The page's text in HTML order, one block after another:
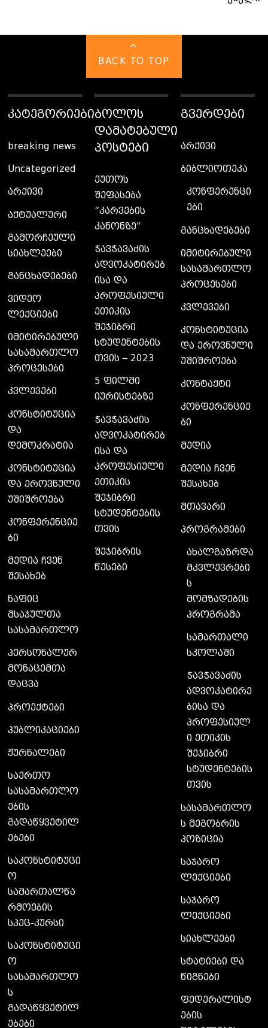
BACK TO TOP
ᲙᲐᲢᲔᲒᲝᲠᲘᲔᲑᲘ
breaking news
Uncategorized
არქივი
აქტუალური
გამორჩეული
სიახლეები
განცხადებები
ვიდეო
ლექციები
იმიტირებული
სასამართლო
პროცესები
კვლევები
კონსტიტუცია
და
დემოკრატია
კონსტიტუცია
და ეროვნული
უშიშროება
კონფერენციე
ბი
მედია ჩვენ
შესახებ
ნაფიც
მსაჯულთა
სასამართლო
პერსონალურ
მონაცემთა
დაცვა
პროექტები
პუბლიკაციები
ჟურნალები
საერთო
სასამართლო
ების
გადაწყვეტილ
ებები
საკონსტიტუცი
ო
სამართალწა
რმოების
სპეც-კურსი
საკონსტიტუცი
ო
სასამართლო
ს
გადაწყვეტილ
ებები
ᲑᲝᲚᲝᲡ
ᲓᲐᲛᲐᲢᲔᲑᲣᲚᲘ
ᲞᲝᲡᲢᲔᲑᲘ
ეუთოს
შეფასება
“კარვების
კანონზე”
ჭავჭავაძის
ადვოკატირებ
ისა და
პროფესიული
ეთიკის
შეჯიბრი
სტუდენტების
თვის – 2023
5 ფილმი
იურისტებზე
ჭავჭავაძის
ადვოკატირებ
ისა და
პროფესიული
ეთიკის
შეჯიბრი
სტუდენტების
თვის
შეჯიბრის
წესები
ᲒᲕᲔᲠᲓᲔᲑᲘ
არქივი
ბიბლიოთეკა
კონფერენცი
ები
განცხადებები
იმიტირებული
სასამართლო
პროცესები
კვლევები
კონსტიტუცია
და ეროვნული
უშიშროება
კონტაქტი
კონფერენციე
ბი
მედია
მედია ჩვენ
შესახებ
მთავარი
პროგრამები
ახალგაზრდა
მკვლევრები
ს
მომზადების
პროგრამა
სამართალი
სკოლაში
ჭავჭავაძის
ადვოკატირე
ბისა და
პროფესიულ
ი ეთიკის
შეჯიბრი
სტუდენტების
თვის
სასამართლო
ს მეგობრის
პოზიცია
საჯარო
ლექციები
საჯარო
ლექციები
სიახლეები
სტატიები და
წიგნები
ფედერალისტ
ების